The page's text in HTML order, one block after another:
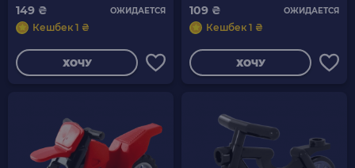
149 ₴ ОЖИДАЕТСЯ
Кешбек 1 ₴
ХОЧУ
109 ₴ ОЖИДАЕТСЯ
Кешбек 1 ₴
ХОЧУ